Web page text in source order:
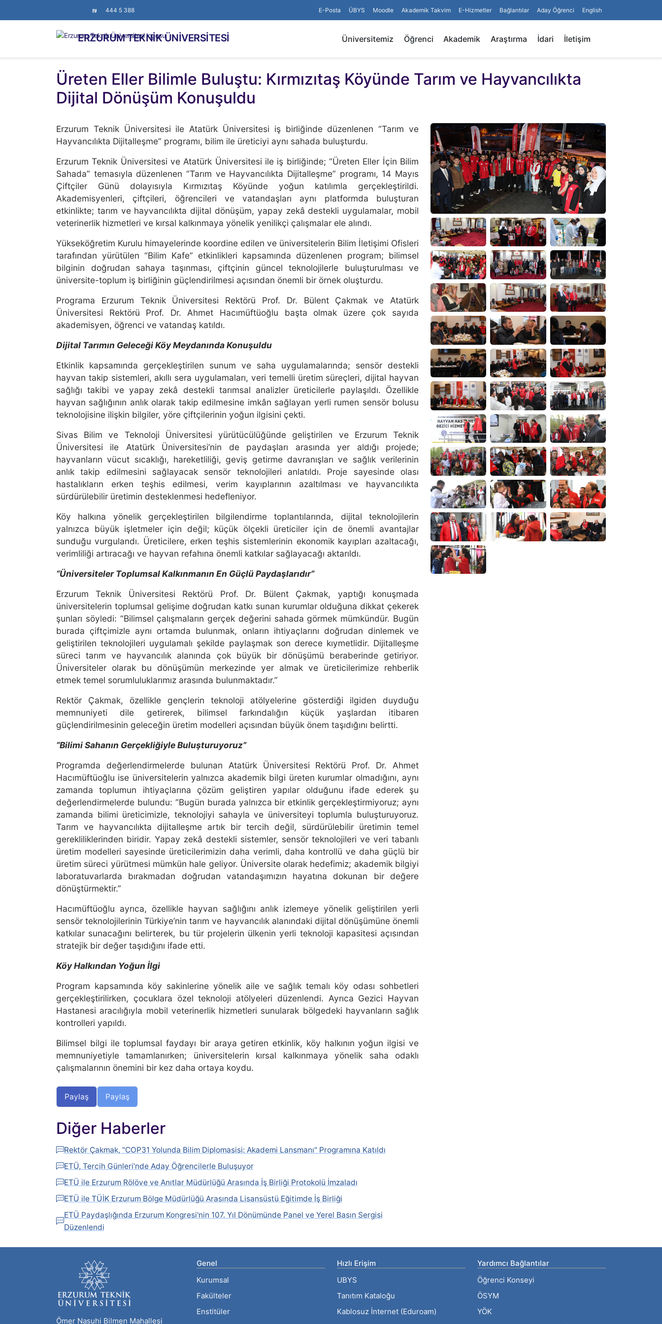
444 5 388 E-Posta ÜBYS Moodle Akademik Takvim E-Hizmetler Bağlantılar Aday Öğrenci English
ERZURUM TEKNİK ÜNİVERSİTESİ Üniversitemiz Öğrenci Akademik Araştırma İdari İletişim
Üreten Eller Bilimle Buluştu: Kırmızıtaş Köyünde Tarım ve Hayvancılıkta
Dijital Dönüşüm Konuşuldu
Erzurum Teknik Üniversitesi ile Atatürk Üniversitesi iş birliğinde düzenlenen “Tarım ve
Hayvancılıkta Dijitalleşme” programı, bilim ile üreticiyi aynı sahada buluşturdu.
Erzurum Teknik Üniversitesi ve Atatürk Üniversitesi ile iş birliğinde; “Üreten Eller İçin Bilim
Sahada” temasıyla düzenlenen “Tarım ve Hayvancılıkta Dijitalleşme” programı, 14 Mayıs
Çiftçiler Günü dolayısıyla Kırmızıtaş Köyünde yoğun katılımla gerçekleştirildi.
Akademisyenleri, çiftçileri, öğrencileri ve vatandaşları aynı platformda buluşturan
etkinlikte; tarım ve hayvancılıkta dijital dönüşüm, yapay zekâ destekli uygulamalar, mobil
veterinerlik hizmetleri ve kırsal kalkınmaya yönelik yenilikçi çalışmalar ele alındı.
Yükseköğretim Kurulu himayelerinde koordine edilen ve üniversitelerin Bilim İletişimi Ofisleri
tarafından yürütülen “Bilim Kafe” etkinlikleri kapsamında düzenlenen program; bilimsel
bilginin doğrudan sahaya taşınması, çiftçinin güncel teknolojilerle buluşturulması ve
üniversite-toplum iş birliğinin güçlendirilmesi açısından önemli bir örnek oluşturdu.
Programa Erzurum Teknik Üniversitesi Rektörü Prof. Dr. Bülent Çakmak ve Atatürk
Üniversitesi Rektörü Prof. Dr. Ahmet Hacımüftüoğlu başta olmak üzere çok sayıda
akademisyen, öğrenci ve vatandaş katıldı.
Dijital Tarımın Geleceği Köy Meydanında Konuşuldu
Etkinlik kapsamında gerçekleştirilen sunum ve saha uygulamalarında; sensör destekli
hayvan takip sistemleri, akıllı sera uygulamaları, veri temelli üretim süreçleri, dijital hayvan
sağlığı takibi ve yapay zekâ destekli tarımsal analizler üreticilerle paylaşıldı. Özellikle
hayvan sağlığının anlık olarak takip edilmesine imkân sağlayan yerli rumen sensör bolusu
teknolojisine ilişkin bilgiler, yöre çiftçilerinin yoğun ilgisini çekti.
Sivas Bilim ve Teknoloji Üniversitesi yürütücülüğünde geliştirilen ve Erzurum Teknik
Üniversitesi ile Atatürk Üniversitesi’nin de paydaşları arasında yer aldığı projede;
hayvanların vücut sıcaklığı, hareketliliği, geviş getirme davranışları ve sağlık verilerinin
anlık takip edilmesini sağlayacak sensör teknolojileri anlatıldı. Proje sayesinde olası
hastalıkların erken teşhis edilmesi, verim kayıplarının azaltılması ve hayvancılıkta
sürdürülebilir üretimin desteklenmesi hedefleniyor.
Köy halkına yönelik gerçekleştirilen bilgilendirme toplantılarında, dijital teknolojilerin
yalnızca büyük işletmeler için değil; küçük ölçekli üreticiler için de önemli avantajlar
sunduğu vurgulandı. Üreticilere, erken teşhis sistemlerinin ekonomik kayıpları azaltacağı,
verimliliği artıracağı ve hayvan refahına önemli katkılar sağlayacağı aktarıldı.
“Üniversiteler Toplumsal Kalkınmanın En Güçlü Paydaşlarıdır”
Erzurum Teknik Üniversitesi Rektörü Prof. Dr. Bülent Çakmak, yaptığı konuşmada
üniversitelerin toplumsal gelişime doğrudan katkı sunan kurumlar olduğuna dikkat çekerek
şunları söyledi: “Bilimsel çalışmaların gerçek değerini sahada görmek mümkündür. Bugün
burada çiftçimizle aynı ortamda bulunmak, onların ihtiyaçlarını doğrudan dinlemek ve
geliştirilen teknolojileri uygulamalı şekilde paylaşmak son derece kıymetlidir. Dijitalleşme
süreci tarım ve hayvancılık alanında çok büyük bir dönüşümü beraberinde getiriyor.
Üniversiteler olarak bu dönüşümün merkezinde yer almak ve üreticilerimize rehberlik
etmek temel sorumluluklarımız arasında bulunmaktadır.”
Rektör Çakmak, özellikle gençlerin teknoloji atölyelerine gösterdiği ilgiden duyduğu
memnuniyeti dile getirerek, bilimsel farkındalığın küçük yaşlardan itibaren
güçlendirilmesinin geleceğin üretim modelleri açısından büyük önem taşıdığını belirtti.
“Bilimi Sahanın Gerçekliğiyle Buluşturuyoruz”
Programda değerlendirmelerde bulunan Atatürk Üniversitesi Rektörü Prof. Dr. Ahmet
Hacımüftüoğlu ise üniversitelerin yalnızca akademik bilgi üreten kurumlar olmadığını, aynı
zamanda toplumun ihtiyaçlarına çözüm geliştiren yapılar olduğunu ifade ederek şu
değerlendirmelerde bulundu: “Bugün burada yalnızca bir etkinlik gerçekleştirmiyoruz; aynı
zamanda bilimi üreticimizle, teknolojiyi sahayla ve üniversiteyi toplumla buluşturuyoruz.
Tarım ve hayvancılıkta dijitalleşme artık bir tercih değil, sürdürülebilir üretimin temel
gerekliliklerinden biridir. Yapay zekâ destekli sistemler, sensör teknolojileri ve veri tabanlı
üretim modelleri sayesinde üreticilerimizin daha verimli, daha kontrollü ve daha güçlü bir
üretim süreci yürütmesi mümkün hale geliyor. Üniversite olarak hedefimiz; akademik bilgiyi
laboratuvarlarda bırakmadan doğrudan vatandaşımızın hayatına dokunan bir değere
dönüştürmektir.”
Hacımüftüoğlu ayrıca, özellikle hayvan sağlığını anlık izlemeye yönelik geliştirilen yerli
sensör teknolojilerinin Türkiye’nin tarım ve hayvancılık alanındaki dijital dönüşümüne önemli
katkılar sunacağını belirterek, bu tür projelerin ülkenin yerli teknoloji kapasitesi açısından
stratejik bir değer taşıdığını ifade etti.
Köy Halkından Yoğun İlgi
Program kapsamında köy sakinlerine yönelik aile ve sağlık temalı köy odası sohbetleri
gerçekleştirilirken, çocuklara özel teknoloji atölyeleri düzenlendi. Ayrıca Gezici Hayvan
Hastanesi aracılığıyla mobil veterinerlik hizmetleri sunularak bölgedeki hayvanların sağlık
kontrolleri yapıldı.
Bilimsel bilgi ile toplumsal faydayı bir araya getiren etkinlik, köy halkının yoğun ilgisi ve
memnuniyetiyle tamamlanırken; üniversitelerin kırsal kalkınmaya yönelik saha odaklı
çalışmalarının önemini bir kez daha ortaya koydu.
Paylaş Paylaş
Diğer Haberler
Rektör Çakmak, "COP31 Yolunda Bilim Diplomasisi: Akademi Lansmanı" Programına Katıldı
ETÜ, Tercih Günleri’nde Aday Öğrencilerle Buluşuyor
ETÜ ile Erzurum Rölöve ve Anıtlar Müdürlüğü Arasında İş Birliği Protokolü İmzaladı
ETÜ ile TÜİK Erzurum Bölge Müdürlüğü Arasında Lisansüstü Eğitimde İş Birliği
ETÜ Paydaşlığında Erzurum Kongresi'nin 107. Yıl Dönümünde Panel ve Yerel Basın Sergisi
Düzenlendi
Ömer Nasuhi Bilmen Mahallesi
Genel
Kurumsal
Fakülteler
Enstitüler
Hızlı Erişim
UBYS
Tanıtım Kataloğu
Kablosuz İnternet (Eduroam)
Yardımcı Bağlantılar
Öğrenci Konseyi
ÖSYM
YÖK